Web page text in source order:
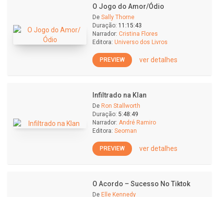
O Jogo do Amor/Ódio
De Sally Thorne
Duração: 11:15:43
Narrador: Cristina Flores
Editora: Universo dos Livros
PREVIEW ver detalhes
Infiltrado na Klan
De Ron Stallworth
Duração: 5:48:49
Narrador: André Ramiro
Editora: Seoman
PREVIEW ver detalhes
O Acordo – Sucesso No Tiktok
De Elle Kennedy